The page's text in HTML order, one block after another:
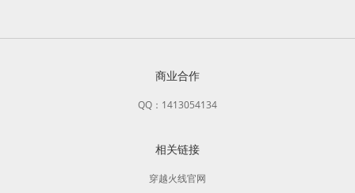
商业合作
QQ：1413054134
相关链接
穿越火线官网